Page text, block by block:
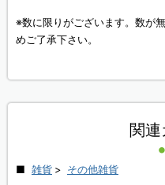
※数に限りがございます。数が
めご了承下さい。
関連
雑貨 > その他雑貨